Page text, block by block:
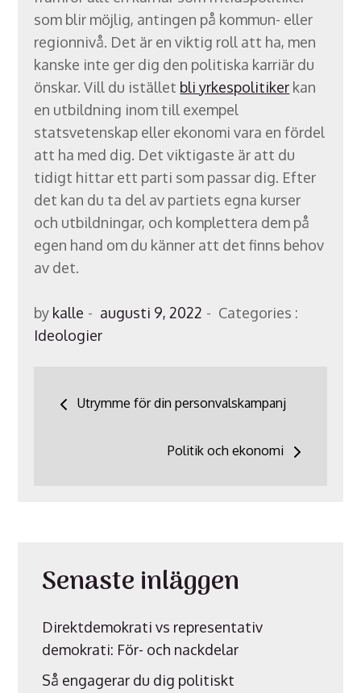
som blir möjlig, antingen på kommun- eller
regionnivå. Det är en viktig roll att ha, men
kanske inte ger dig den politiska karriär du
önskar. Vill du istället bli yrkespolitiker kan
en utbildning inom till exempel
statsvetenskap eller ekonomi vara en fördel
att ha med dig. Det viktigaste är att du
tidigt hittar ett parti som passar dig. Efter
det kan du ta del av partiets egna kurser
och utbildningar, och komplettera dem på
egen hand om du känner att det finns behov
av det.
by kalle
Posted
on
augusti 9, 2022
Categories
Categories :
Ideologier
Inläggsnavigering
Utrymme för din personvalskampanj
Politik och ekonomi
Senaste inläggen
Direktdemokrati vs representativ
demokrati: För- och nackdelar
Så engagerar du dig politiskt